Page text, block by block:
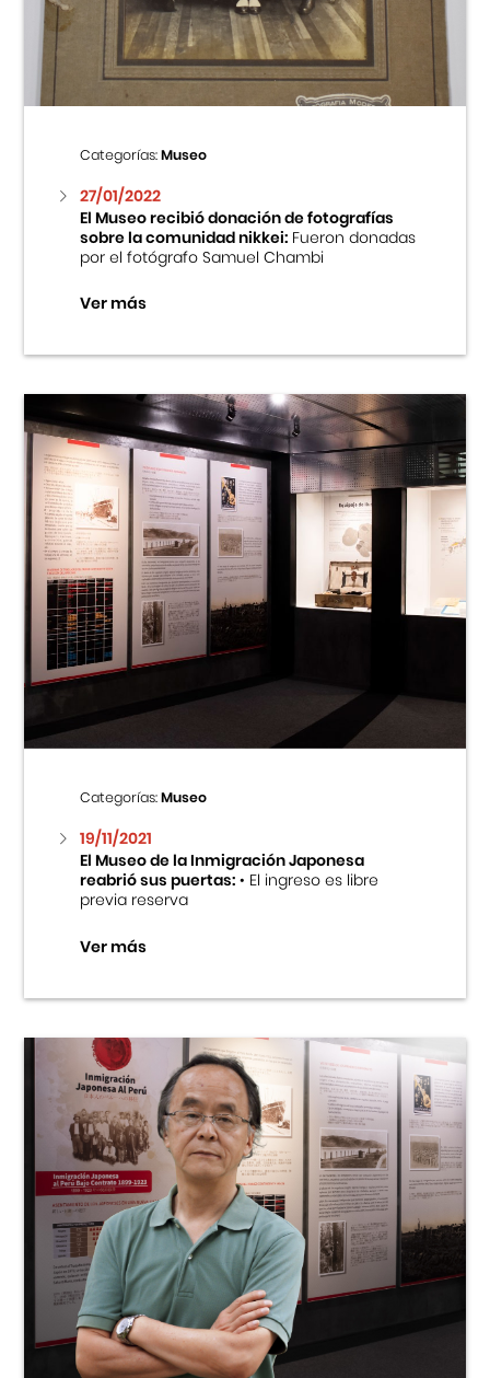
Centro Cultural Peruano Japonés
Museo de la Inmigración Japonesa
Fondo Editorial
Teatro Peruano Japonés
Categorías:Museo
27/01/2022
El Museo recibió donación de fotografías
sobre la comunidad nikkei:Fueron donadas
por el fotógrafo Samuel Chambi
Ver más
Categorías:Museo
19/11/2021
El Museo de la Inmigración Japonesa
reabrió sus puertas:• El ingreso es libre
previa reserva
Ver más